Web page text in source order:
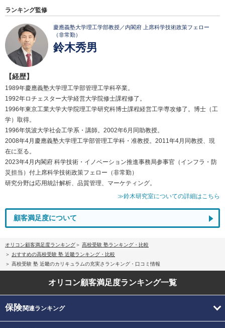
ランキング監修
慶應義塾大学理工学部教授／内閣府 上席科学技術政策フェロー
（非常勤）
鈴木秀男
【経歴】
1989年慶應義塾大学理工学部管理工学科卒業。
1992年ロチェスター大学経営大学院修士課程修了。
1996年東京工業大学大学院理工学研究科博士課程経営工学専攻修了。博士（工
学）取得。
1996年筑波大学社会工学系・講師。2002年6月同助教授。
2008年4月慶應義塾大学理工学部管理工学科・准教授。2011年4月同教授、現
在に至る。
2023年4月内閣府 科学技術・イノベーション推進事務局参事官（インフラ・防
災担当）付上席科学技術政策フェロー（非常勤）
研究分野は応用統計解析、品質管理、マーケティング。
≫鈴木研究室についての詳細はこちら
顧客満足度について
オリコン顧客満足度ランキング
高校受験 塾ランキング・比較
おすすめの高校受験 塾 近畿ランキング・比較
高校受験 塾 近畿のカリキュラムの充実さランキング・口コミ情報
オリコン顧客満足度ランキング一覧
保険関連ランキング